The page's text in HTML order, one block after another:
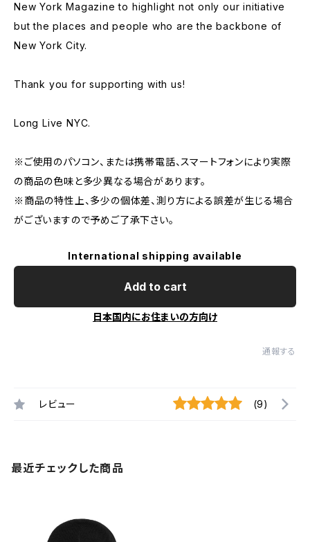
New York Magazine to highlight not only our initiative
but the places and people who are the backbone of
New York City.
Thank you for supporting with us!
Long Live NYC.
※ご使用のパソコン、または携帯電話、スマートフォンにより実際
の商品の色味と多少異なる場合があります。
※商品の特性上、多少の個体差、測り方による誤差が生じる場合
がございますので予めご了承下さい。
International shipping available
Add to cart
日本国内にお住まいの方向け
通報する
レビュー (9)
最近チェックした商品